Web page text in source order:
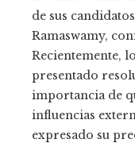
de sus
Ramaswamy,
Recientemente,
presentado
importancia de
influencias
expresado su